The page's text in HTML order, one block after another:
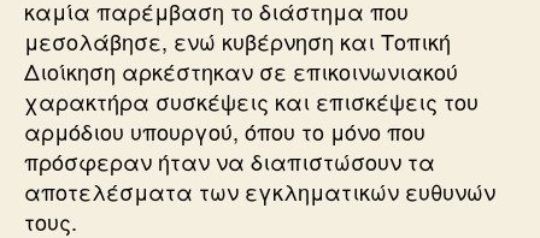
καμία παρέμβαση το διάστημα που
μεσολάβησε, ενώ κυβέρνηση και Τοπική
Διοίκηση αρκέστηκαν σε επικοινωνιακού
χαρακτήρα συσκέψεις και επισκέψεις του
αρμόδιου υπουργού, όπου το μόνο που
πρόσφεραν ήταν να διαπιστώσουν τα
αποτελέσματα των εγκληματικών ευθυνών
τους.